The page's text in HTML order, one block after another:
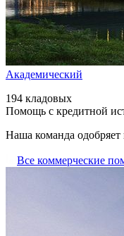
Академический
194 кладовых
Помощь с кредитной
Наша команда одобряет
Все коммерческие